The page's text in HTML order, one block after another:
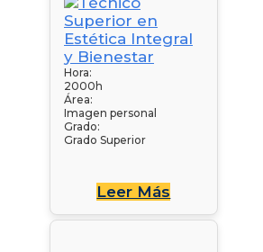
Hora:
2000h
Área:
Imagen personal
Grado:
Grado Superior
Leer Más